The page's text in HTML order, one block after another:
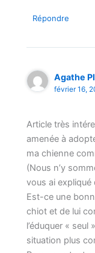
Répondre
Agathe
février 16,
Article très
amenée à
ma chienne
(Nous n’y
vous ai
Est-ce une
chiot et de lui
l’éduquer « seul
situation plus